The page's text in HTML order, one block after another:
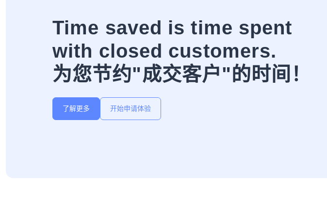
Time saved is time spent
with closed customers.
为您节约"成交客户"的时间！
了解更多 开始申请体验